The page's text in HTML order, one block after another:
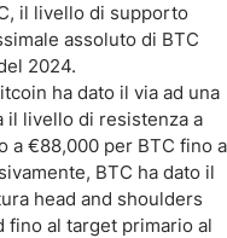
il livello di supporto
assoluto di BTC
2024.
ha dato il via ad una
il livello di resistenza a
a €88,000 per BTC fino a
BTC ha dato il
head and shoulders
al target primario al